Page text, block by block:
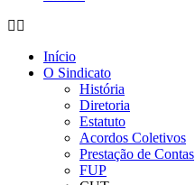
Início
O Sindicato
História
Diretoria
Estatuto
Acordos Coletivos
Prestação de Contas
FUP